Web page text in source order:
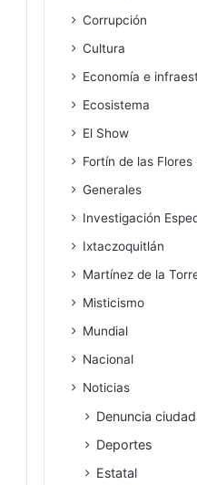
Corrupción
Cultura
Economía e
Ecosistema
El Show
Fortín de las Flores
Generales
Investigación
Ixtaczoquitlán
Martínez de la
Misticismo
Mundial
Nacional
Noticias
Denuncia
Deportes
Estatal